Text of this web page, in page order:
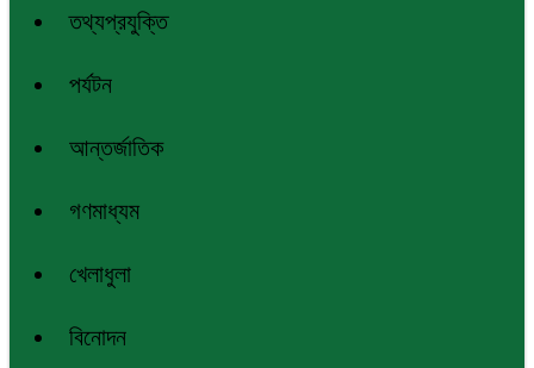
তথ্যপ্রযুক্তি
পর্যটন
আন্তর্জাতিক
গণমাধ্যম
খেলাধুলা
বিনোদন